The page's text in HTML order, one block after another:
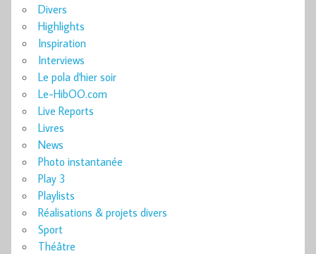
Divers
Highlights
Inspiration
Interviews
Le pola d'hier soir
Le-HibOO.com
Live Reports
Livres
News
Photo instantanée
Play 3
Playlists
Réalisations & projets divers
Sport
Théâtre